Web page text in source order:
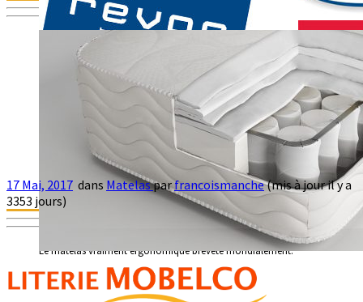
garantie
Enregistrez maintenant vos produits TEMPUR sur le site
TEMPUR.com et prolongez votre délai de garantie Nous vous
félicitons […]
BULTEX – Le matelas vraiment
ergonomique breveté mondialement
Le matelas vraiment ergonomique breveté mondialement.
17 Mai, 2017 dans Matelasparfrancoismanche(mis à jour il y a
3353 jours)